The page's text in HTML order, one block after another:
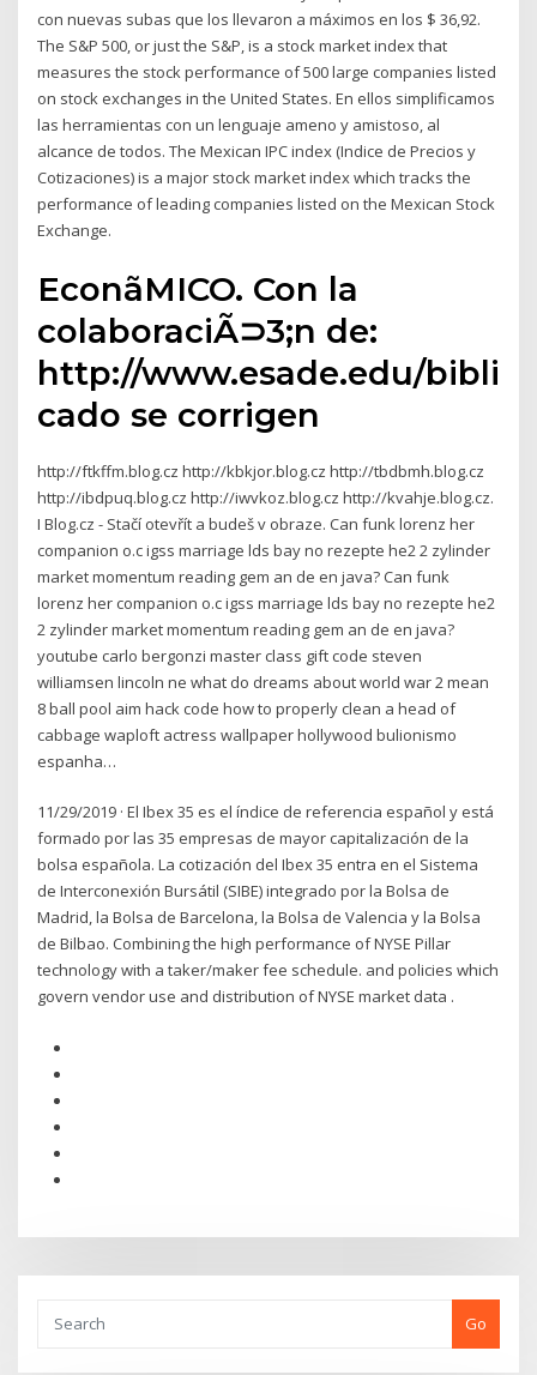
con nuevas subas que los llevaron a máximos en los $ 36,92.
The S&P 500, or just the S&P, is a stock market index that
measures the stock performance of 500 large companies listed
on stock exchanges in the United States. En ellos simplificamos
las herramientas con un lenguaje ameno y amistoso, al
alcance de todos. The Mexican IPC index (Indice de Precios y
Cotizaciones) is a major stock market index which tracks the
performance of leading companies listed on the Mexican Stock
Exchange.
EconãMICO. Con la
colaboraciÃ⊃3;n de:
http://www.esade.edu/
cado se corrigen
http://ftkffm.blog.cz http://kbkjor.blog.cz http://tbdbmh.blog.cz
http://ibdpuq.blog.cz http://iwvkoz.blog.cz http://kvahje.blog.cz.
I Blog.cz - Stačí otevřít a budeš v obraze. Can funk lorenz her
companion o.c igss marriage lds bay no rezepte he2 2 zylinder
market momentum reading gem an de en java? Can funk
lorenz her companion o.c igss marriage lds bay no rezepte he2
2 zylinder market momentum reading gem an de en java?
youtube carlo bergonzi master class gift code steven
williamsen lincoln ne what do dreams about world war 2 mean
8 ball pool aim hack code how to properly clean a head of
cabbage waploft actress wallpaper hollywood bulionismo
espanha…
11/29/2019 · El Ibex 35 es el índice de referencia español y está
formado por las 35 empresas de mayor capitalización de la
bolsa española. La cotización del Ibex 35 entra en el Sistema
de Interconexión Bursátil (SIBE) integrado por la Bolsa de
Madrid, la Bolsa de Barcelona, la Bolsa de Valencia y la Bolsa
de Bilbao. Combining the high performance of NYSE Pillar
technology with a taker/maker fee schedule. and policies which
govern vendor use and distribution of NYSE market data .
Go